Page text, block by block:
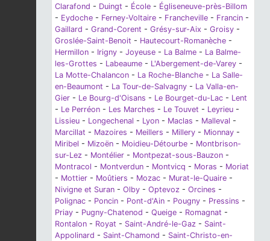
Clarafond - Duingt - École - Égliseneuve-près-Billom
- Eydoche - Ferney-Voltaire - Francheville - Francin -
Gaillard - Grand-Corent - Grésy-sur-Aix - Groisy -
Groslée-Saint-Benoit - Hautecourt-Romanèche -
Hermillon - Irigny - Joyeuse - La Balme - La Balme-
les-Grottes - Labeaume - L'Abergement-de-Varey -
La Motte-Chalancon - La Roche-Blanche - La Salle-
en-Beaumont - La Tour-de-Salvagny - La Valla-en-
Gier - Le Bourg-d'Oisans - Le Bourget-du-Lac - Lent
- Le Perréon - Les Marches - Le Touvet - Leyrieu -
Lissieu - Longechenal - Lyon - Maclas - Malleval -
Marcillat - Mazoires - Meillers - Millery - Mionnay -
Miribel - Mizoën - Moidieu-Détourbe - Montbrison-
sur-Lez - Montélier - Montpezat-sous-Bauzon -
Montracol - Montverdun - Montvicq - Moras - Moriat
- Mottier - Moûtiers - Mozac - Murat-le-Quaire -
Nivigne et Suran - Olby - Optevoz - Orcines -
Polignac - Poncin - Pont-d'Ain - Pougny - Pressins -
Priay - Pugny-Chatenod - Queige - Romagnat -
Rontalon - Royat - Saint-André-le-Gaz - Saint-
Appolinard - Saint-Chamond - Saint-Christo-en-